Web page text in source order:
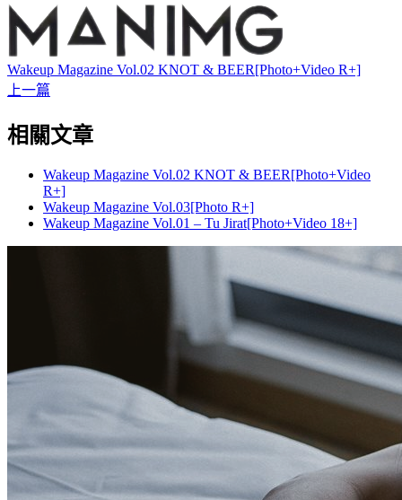
Wakeup Magazine Vol.02 KNOT & BEER[Photo+Video R+]
上一篇
相關文章
Wakeup Magazine Vol.02 KNOT & BEER[Photo+Video
R+]
Wakeup Magazine Vol.03[Photo R+]
Wakeup Magazine Vol.01 – Tu Jirat[Photo+Video 18+]